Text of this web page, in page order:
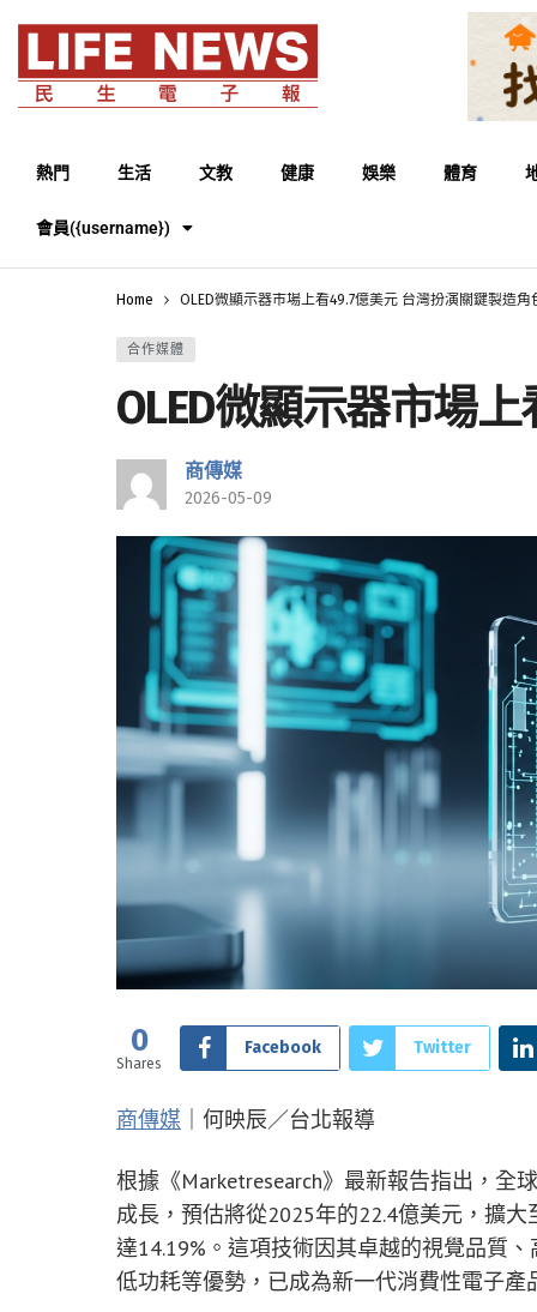
熱門 生活 文教 健康 娛樂 體育
會員({username})
Home OLED微顯示器市場上看49.7億美元 台灣扮演關鍵製造角
合作媒體
OLED微顯示器市場
商傳媒
2026-05-09
0
Shares
Facebook Twitter
商傳媒 ｜何映辰／台北報導
根據《Marketresearch》最新報告指出，全
成長，預估將從2025年的22.4億美元，擴大
達14.19%。這項技術因其卓越的視覺品質
低功耗等優勢，已成為新一代消費性電子產